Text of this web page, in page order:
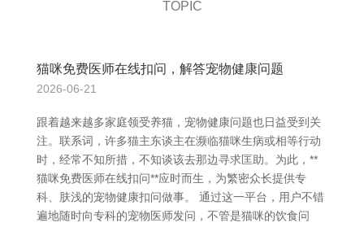
TOPIC
猫咪免费医师在线扣问，解答宠物健康问题
2026-06-21
跟着越来越多家庭领受养猫，宠物健康问题也日益受到关
注。联系词，许多猫主东谈主在濒临猫咪生病或相等行动
时，经常不知所措，不知谈该去那边寻求匡助。为此，**
猫咪免费医师在线扣问**应时而生，为繁密众长提供专
科、肤浅的宠物健康扣问做事。 通过这一平台，用户不错
遍地随时向专科的宠物医师发问，不管是猫咪的饮食问